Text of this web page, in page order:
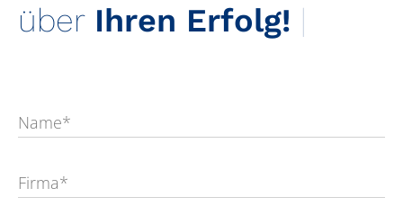
über Ihren Erfolg! |
Name*
Firma*